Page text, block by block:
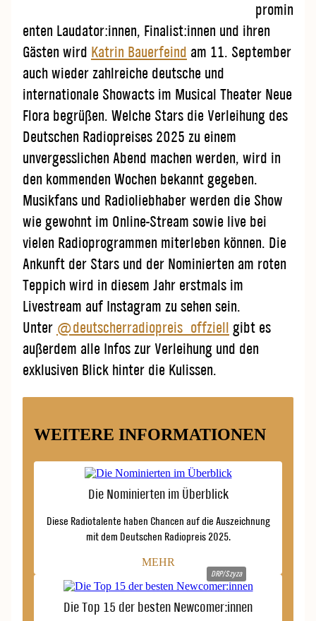
promin
enten Laudator:innen, Finalist:innen und ihren
Gästen wird Katrin Bauerfeind am 11. September
auch wieder zahlreiche deutsche und
internationale Showacts im Musical Theater Neue
Flora begrüßen. Welche Stars die Verleihung des
Deutschen Radiopreises 2025 zu einem
unvergesslichen Abend machen werden, wird in
den kommenden Wochen bekannt gegeben.
Musikfans und Radioliebhaber werden die Show
wie gewohnt im Online-Stream sowie live bei
vielen Radioprogrammen miterleben können. Die
Ankunft der Stars und der Nominierten am roten
Teppich wird in diesem Jahr erstmals im
Livestream auf Instagram zu sehen sein.
Unter @deutscherradiopreis_offziell gibt es
außerdem alle Infos zur Verleihung und den
exklusiven Blick hinter die Kulissen.
WEITERE INFORMATIONEN
Die Nominierten im Überblick
Diese Radiotalente haben Chancen auf die Auszeichnung
mit dem Deutschen Radiopreis 2025.
MEHR
DRP/Szyza
Die Top 15 der besten Newcomer:innen